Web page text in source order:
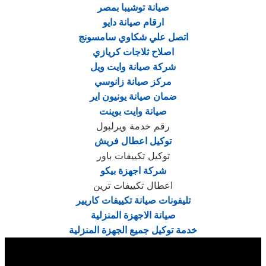
صيانة توشيبا بمصر
ارقام صيانة دايو
اتصل علي شكاوي سامسونج
اصلاح ثلاجات كريازي
شركة صيانة وايت ويل
مركز صيانة زانوسي
ضمان صيانة يونيون اير
صيانة وايت بوينت
رقم خدمة ويرلبول
توكيل اعطال فريش
توكيل تكييفات باور
شركة اجهزة بيكو
اعطال تكييفات ترين
تليفونات صيانة تكييفات كاريير
صيانة الاجهزة المنزلية
خدمة توكيل جميع الجهزة المنزلية